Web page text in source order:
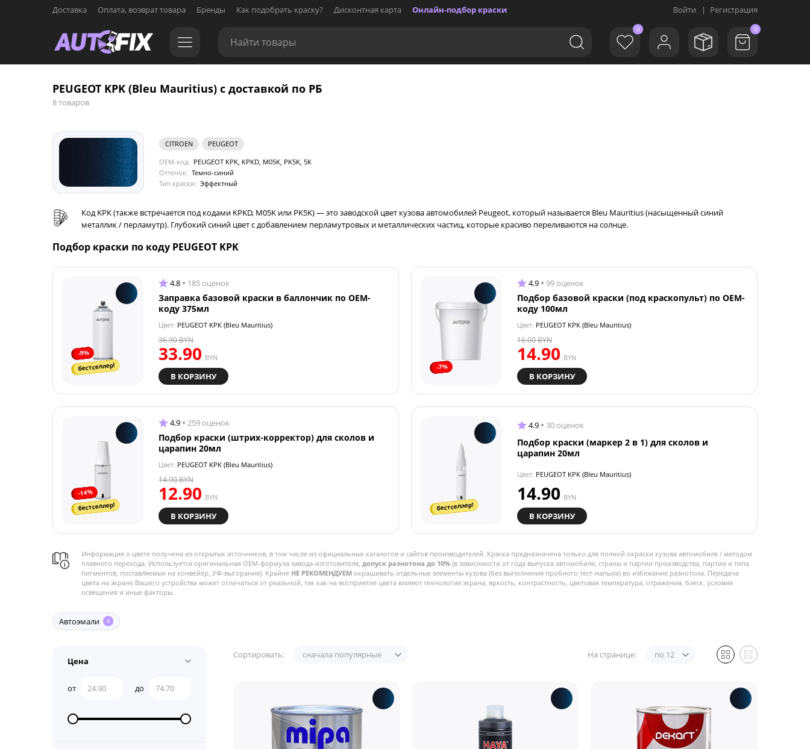
Доставка Оплата, возврат товара Бренды Как подобрать краску? Дисконтная карта Онлайн-подбор краски Войти | Регистрация
0 0
PEUGEOT KPK (Bleu Mauritius) с доставкой по РБ
8 товаров
CITROEN
PEUGEOT
OEM-код: PEUGEOT KPK, KPKD, M05K, PK5K, 5K
Оттенок: Темно-синий
Тип краски: Эффектный
Код KPK (также встречается под кодами KPKD, M05K или PK5K) — это заводской цвет кузова автомобилей Peugeot, который называется Bleu Mauritius (насыщенный синий
металлик / перламутр). Глубокий синий цвет с добавлением перламутровых и металлических частиц, которые красиво переливаются на солнце.
Подбор краски по коду PEUGEOT KPK
-9%
бестселлер!
4.8 185 оценок
Заправка базовой краски в баллончик по OEM-
коду 375мл
Цвет: PEUGEOT KPK (Bleu Mauritius)
33.90 BYN
36.90BYN
В КОРЗИНУ
-7%
4.9 99 оценок
Подбор базовой краски (под краскопульт) по OEM-
коду 100мл
Цвет: PEUGEOT KPK (Bleu Mauritius)
14.90 BYN
16.00BYN
В КОРЗИНУ
-14%
бестселлер!
4.9 259 оценок
Подбор краски (штрих-корректор) для сколов и
царапин 20мл
Цвет: PEUGEOT KPK (Bleu Mauritius)
12.90 BYN
14.90BYN
В КОРЗИНУ
бестселлер!
4.9 30 оценок
Подбор краски (маркер 2 в 1) для сколов и
царапин 20мл
Цвет: PEUGEOT KPK (Bleu Mauritius)
14.90 BYN
В КОРЗИНУ
Информация о цвете получена из открытых источников, в том числе из официальных каталогов и сайтов производителей. Краска предназначена только для полной окраски кузова автомобиля / методом
плавного перехода. Используется оригинальная OEM-формула завода-изготовителя, допуск разнотона до 10% (в зависимости от года выпуска автомобиля, страны и партии производства, партии и типа
пигментов, поставляемых на конвейер, УФ-выгорания). Крайне НЕ РЕКОМЕНДУЕМ окрашивать отдельные элементы кузова (без выполнения пробного тест-напыла) во избежание разнотона. Передача
цвета на экране Вашего устройства может отличаться от реальной, так как на восприятие цвета влияют технология экрана, яркость, контрастность, цветовая температура, отражения, блеск, условия
освещения и иные факторы.
Автоэмали 4
Цена
от до
Сортировать: сначала популярные На странице: по 12